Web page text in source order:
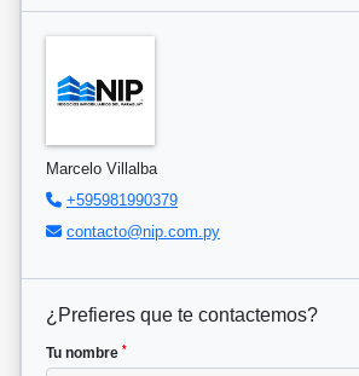
Marcelo Villalba
+595981990379
contacto@nip.com.py
¿Prefieres que te contactemos?
Tu nombre *